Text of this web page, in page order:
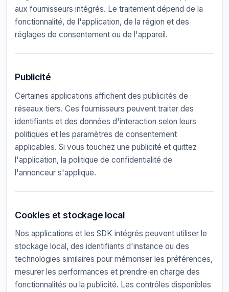
aux fournisseurs intégrés. Le traitement dépend de la
fonctionnalité, de l'application, de la région et des
réglages de consentement ou de l'appareil.
Publicité
Certaines applications affichent des publicités de
réseaux tiers. Ces fournisseurs peuvent traiter des
identifiants et des données d'interaction selon leurs
politiques et les paramètres de consentement
applicables. Si vous touchez une publicité et quittez
l'application, la politique de confidentialité de
l'annonceur s'applique.
Cookies et stockage local
Nos applications et les SDK intégrés peuvent utiliser le
stockage local, des identifiants d'instance ou des
technologies similaires pour mémoriser les préférences,
mesurer les performances et prendre en charge des
fonctionnalités ou la publicité. Les contrôles disponibles